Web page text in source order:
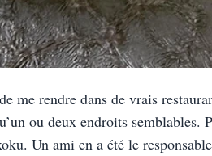
me rendre dans de vrais
ou deux endroits semblables.
Un ami en a été le